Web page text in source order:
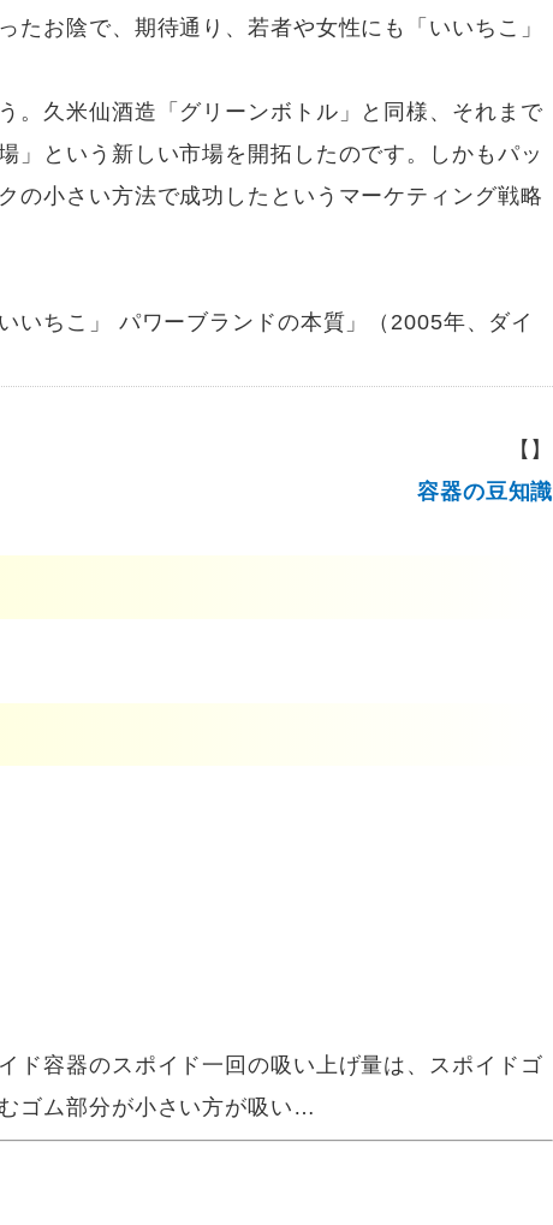
たお陰で、期待通り、若者や女性にも「いいちこ」
。久米仙酒造「グリーンボトル」と同様、それまで
」という新しい市場を開拓したのです。しかもパッ
の小さい方法で成功したというマーケティング戦略
いちこ」 パワーブランドの本質」（2005年、ダイ
【】
容器の豆知識
ド容器のスポイド一回の吸い上げ量は、スポイドゴ
ゴム部分が小さい方が吸い…